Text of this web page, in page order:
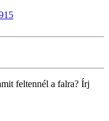
feltennél a falra? Írj